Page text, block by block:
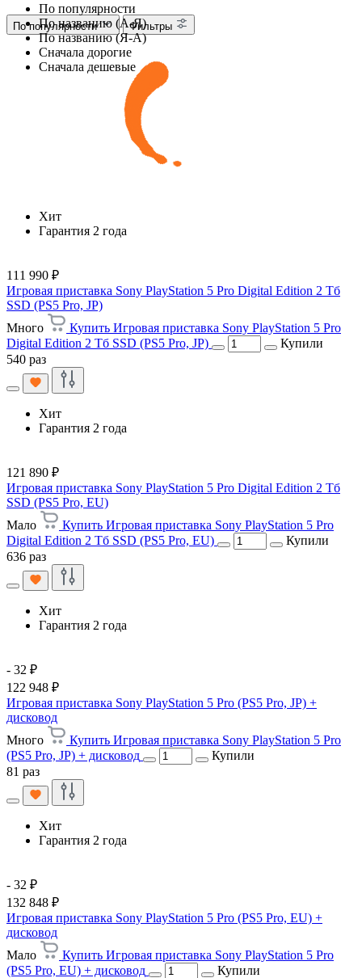
По популярности
По названию (А-Я)
По названию (Я-А)
Сначала дорогие
Сначала дешевые
По популярности Фильтры
Хит
Гарантия 2 года
111 990 ₽
Игровая приставка Sony PlayStation 5 Pro Digital Edition 2 Тб
SSD (PS5 Pro, JP)
Много
Купить Игровая приставка Sony PlayStation 5 Pro
Digital Edition 2 Тб SSD (PS5 Pro, JP)
Купили
540 раз
Хит
Гарантия 2 года
121 890 ₽
Игровая приставка Sony PlayStation 5 Pro Digital Edition 2 Тб
SSD (PS5 Pro, EU)
Мало
Купить Игровая приставка Sony PlayStation 5 Pro
Digital Edition 2 Тб SSD (PS5 Pro, EU)
Купили
636 раз
Хит
Гарантия 2 года
- 32 ₽
122 948 ₽
Игровая приставка Sony PlayStation 5 Pro (PS5 Pro, JP) +
дисковод
Много
Купить Игровая приставка Sony PlayStation 5 Pro
(PS5 Pro, JP) + дисковод
Купили
81 раз
Хит
Гарантия 2 года
- 32 ₽
132 848 ₽
Игровая приставка Sony PlayStation 5 Pro (PS5 Pro, EU) +
дисковод
Мало
Купить Игровая приставка Sony PlayStation 5 Pro
(PS5 Pro, EU) + дисковод
Купили